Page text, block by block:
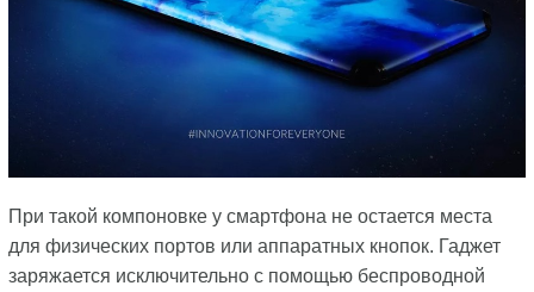
При такой компоновке у смартфона не остается места
для физических портов или аппаратных кнопок. Гаджет
заряжается исключительно с помощью беспроводной